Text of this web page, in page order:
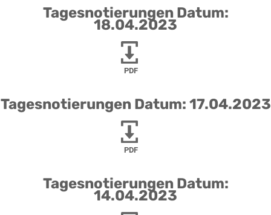
Tagesnotierungen Datum:
18.04.2023
PDF
Tagesnotierungen Datum: 17.04.2023
PDF
Tagesnotierungen Datum:
14.04.2023